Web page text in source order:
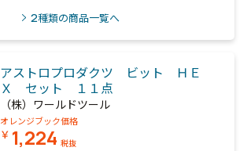
2種類の商品一覧へ
アストロプロダクツ ビット ＨＥ
Ｘ セット １１点
（株）ワールドツール
オレンジブック価格
￥ 1,224 税抜